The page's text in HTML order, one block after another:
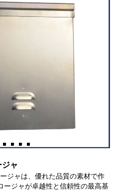
ャ
ジャは、優れた品質の素材で作
ージャが卓越性と信頼性の最高基